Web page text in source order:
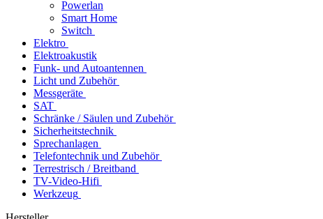
Powerlan
Smart Home
Switch
Elektro
Elektroakustik
Funk- und Autoantennen
Licht und Zubehör
Messgeräte
SAT
Schränke / Säulen und Zubehör
Sicherheitstechnik
Sprechanlagen
Telefontechnik und Zubehör
Terrestrisch / Breitband
TV-Video-Hifi
Werkzeug